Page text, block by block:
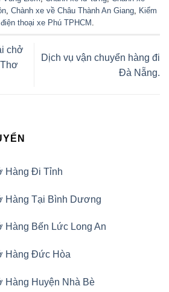
Hàng Đi Tỉnh
Hàng Tại Bình Dương
Hàng Bến Lức Long An
Hàng Đức Hòa
Hàng Huyện Nhà Bè
, Chành xe về Châu Thành An Giang, Kiểm
thoại xe Phú TPHCM .
chở
Dịch vụ vận chuyển hàng đi
Đà Nẵng.